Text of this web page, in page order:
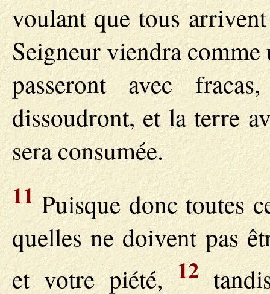
voulant que tous
Seigneur viendra
passeront avec
dissoudront, et la terre
sera consumée.
11Puisque donc toutes
quelles ne doivent pas
et votre piété,12